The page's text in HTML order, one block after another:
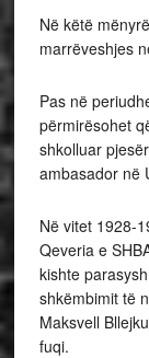
Në këtë
marrëveshjes
Pas në
përmirësohet
shkolluar
ambasador në
Në vitet 1928-
Qeveria e
kishte
shkëmbimit të
Maksvell
fuqi.